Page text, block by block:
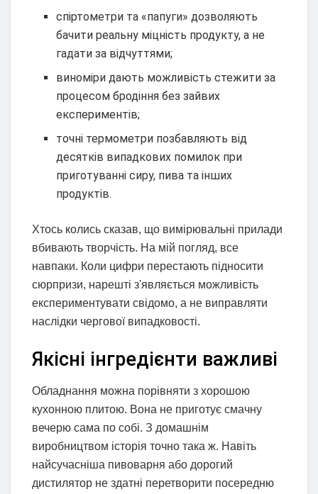
спіртометри та «папуги» дозволяють
бачити реальну міцність продукту, а не
гадати за відчуттями;
виноміри дають можливість стежити за
процесом бродіння без зайвих
експериментів;
точні термометри позбавляють від
десятків випадкових помилок при
приготуванні сиру, пива та інших
продуктів.
Хтось колись сказав, що вимірювальні прилади
вбивають творчість. На мій погляд, все
навпаки. Коли цифри перестають підносити
сюрпризи, нарешті з'являється можливість
експериментувати свідомо, а не виправляти
наслідки чергової випадковості.
Якісні інгредієнти важливі
Обладнання можна порівняти з хорошою
кухонною плитою. Вона не приготує смачну
вечерю сама по собі. З домашнім
виробництвом історія точно така ж. Навіть
найсучасніша пивоварня або дорогий
дистилятор не здатні перетворити посередню